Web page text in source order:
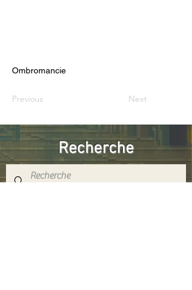
Ombromancie
Previous Next
Recherche